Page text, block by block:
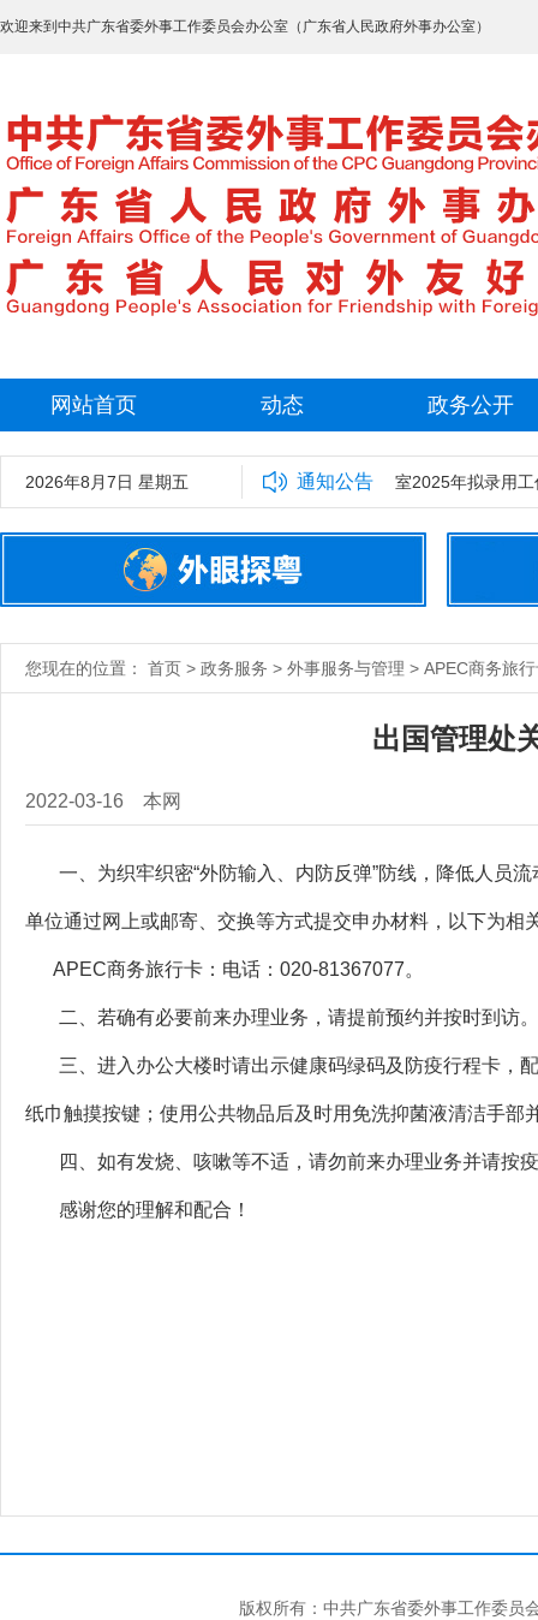
欢迎来到中共广东省委外事工作委员会办公室（广东省人民政府外事办公室）
网站首页 动态 政务公开
2026年8月7日 星期五 通知公告
中共广东省委外事工作委员会办公室2025年拟录用工
您现在的位置： 首页 > 政务服务 > 外事服务与管理 > APEC商务旅
出国管理处
2022-03-16 本网
一、为织牢织密“外防输入、内防反弹”防线，降低人员
单位通过网上或邮寄、交换等方式提交申办材料，以下为相
APEC商务旅行卡：电话：020-81367077。
二、若确有必要前来办理业务，请提前预约并按时到访
三、进入办公大楼时请出示健康码绿码及防疫行程卡，
纸巾触摸按键；使用公共物品后及时用免洗抑菌液清洁手
四、如有发烧、咳嗽等不适，请勿前来办理业务并请按
感谢您的理解和配合！
版权所有：中共广东省委外事工作委